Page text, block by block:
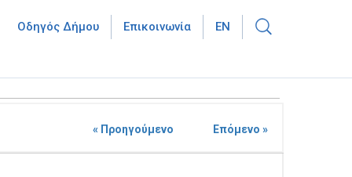
Οδηγός Δήμου Επικοινωνία EN
« Προηγούμενο Επόμενο »